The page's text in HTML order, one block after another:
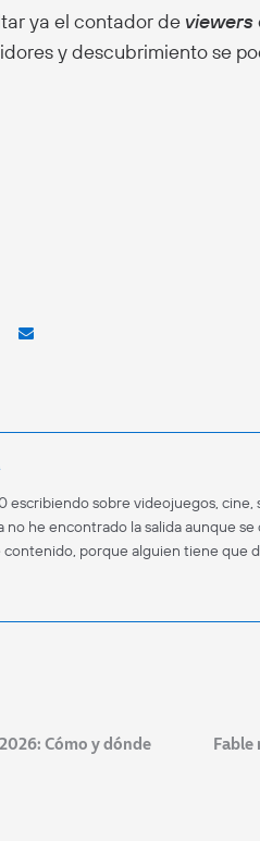
ya el contador de viewers
y descubrimiento se
escribiendo sobre videojuegos,
no he encontrado la salida aunque
contenido, porque alguien tiene que
Cómo y dónde
Fable